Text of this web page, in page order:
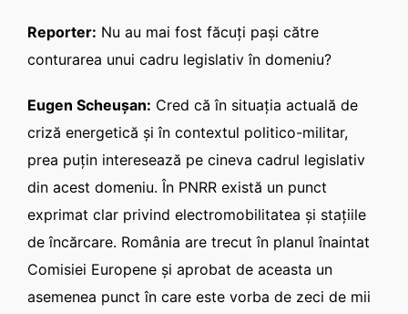
Reporter: Nu au mai fost făcuţi paşi către
conturarea unui cadru legislativ în domeniu?
Eugen Scheuşan: Cred că în situaţia actuală de
criză energetică şi în contextul politico-militar,
prea puţin interesează pe cineva cadrul legislativ
din acest domeniu. În PNRR există un punct
exprimat clar privind electromobilitatea şi staţiile
de încărcare. România are trecut în planul înaintat
Comisiei Europene şi aprobat de aceasta un
asemenea punct în care este vorba de zeci de mii